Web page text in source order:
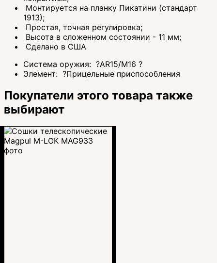
Монтируется на планку Пикатини (стандарт
1913);
Простая, точная регулировка;
Высота в сложенном состоянии - 11 мм;
Сделано в США
Система оружия: ?AR15/M16 ?
Элемент: ?Прицельные приспособления
Покупатели этого товара также
выбирают